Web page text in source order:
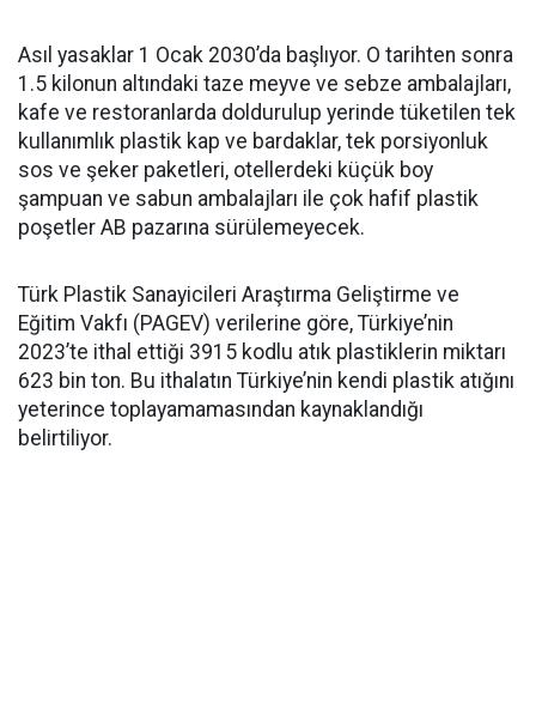
Asıl yasaklar 1 Ocak 2030’da başlıyor. O tarihten sonra
1.5 kilonun altındaki taze meyve ve sebze ambalajları,
kafe ve restoranlarda doldurulup yerinde tüketilen tek
kullanımlık plastik kap ve bardaklar, tek porsiyonluk
sos ve şeker paketleri, otellerdeki küçük boy
şampuan ve sabun ambalajları ile çok hafif plastik
poşetler AB pazarına sürülemeyecek.
Türk Plastik Sanayicileri Araştırma Geliştirme ve
Eğitim Vakfı (PAGEV) verilerine göre, Türkiye’nin
2023’te ithal ettiği 3915 kodlu atık plastiklerin miktarı
623 bin ton. Bu ithalatın Türkiye’nin kendi plastik atığını
yeterince toplayamamasından kaynaklandığı
belirtiliyor.